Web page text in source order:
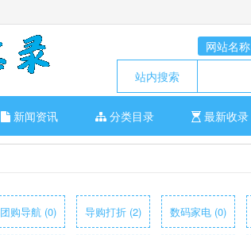
网站名称
站内搜索
新闻资讯 分类目录 最新收录
团购导航 (0) 导购打折 (2) 数码家电 (0)